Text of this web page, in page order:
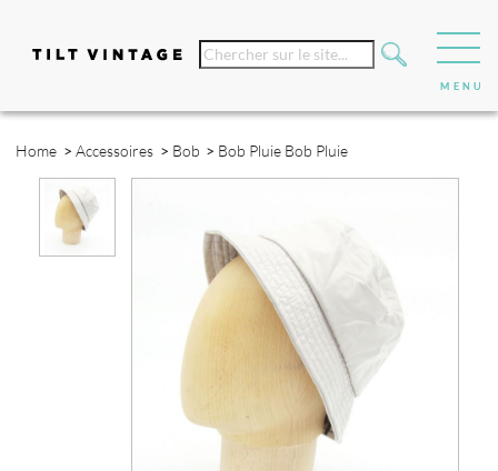
Home > Accessoires > Bob > Bob Pluie Bob Pluie